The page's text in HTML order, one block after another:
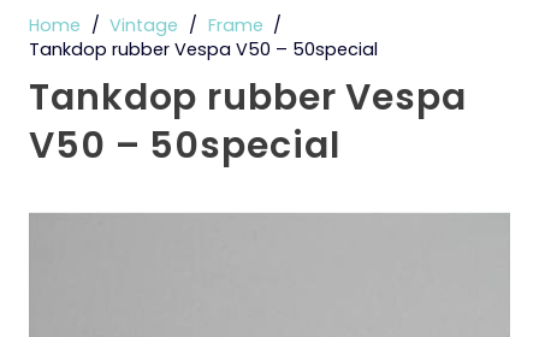
Home / Vintage / Frame /
Tankdop rubber Vespa V50 – 50special
Tankdop rubber Vespa
V50 – 50special